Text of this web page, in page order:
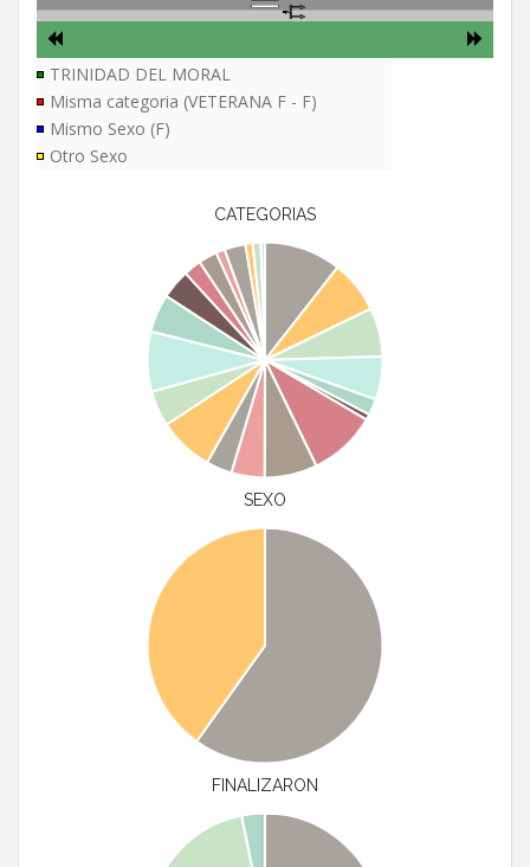
TRINIDAD DEL MORAL
Misma categoria (VETERANA F - F)
Mismo Sexo (F)
Otro Sexo
CATEGORIAS
SEXO
FINALIZARON